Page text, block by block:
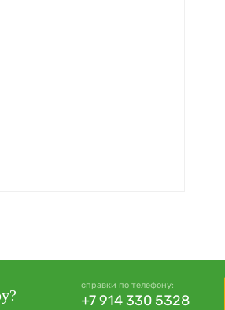
справки по телефону:
+7 914 330 5328